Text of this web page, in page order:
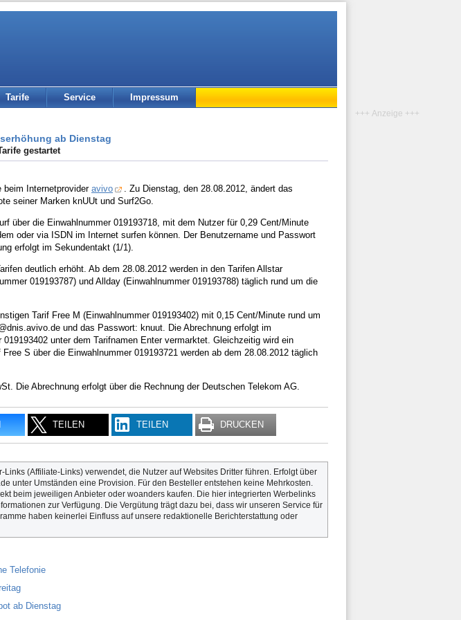
Tarife Service Impressum
ab Dienstag
gestartet
beim Internetprovideravivo
. Zu Dienstag, den 28.08.2012, ändert das
seiner Marken knUUt und Surf2Go.
über die Einwahlnummer 019193718, mit dem Nutzer für 0,29 Cent/Minute
oder via ISDN im Internet surfen können. Der Benutzername und Passwort
erfolgt im Sekundentakt (1/1).
deutlich erhöht. Ab dem 28.08.2012 werden in den Tarifen Allstar
019193787) und Allday (Einwahlnummer 019193788) täglich rund um die
Tarif Free M (Einwahlnummer 019193402) mit 0,15 Cent/Minute rund um
und das Passwort: knuut. Die Abrechnung erfolgt im
unter dem Tarifnamen Enter vermarktet. Gleichzeitig wird ein
S über die Einwahlnummer 019193721 werden ab dem 28.08.2012 täglich
Die Abrechnung erfolgt über die Rechnung der Deutschen Telekom AG.
TEILEN TEILEN DRUCKEN
Links (Affiliate-Links) verwendet, die Nutzer auf Websites Dritter führen. Erfolgt über
unter Umständen eine Provision. Für den Besteller entstehen keine Mehrkosten.
beim jeweiligen Anbieter oder woanders kaufen. Die hier integrierten Werbelinks
zur Verfügung. Die Vergütung trägt dazu bei, dass wir unseren Service für
haben keinerlei Einfluss auf unsere redaktionelle Berichterstattung oder
Telefonie
ab Dienstag
+++ Anzeige +++